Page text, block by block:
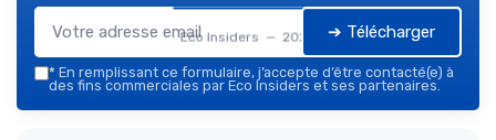
Eco Insiders — 2026 ➔ Télécharger
* En remplissant ce formulaire, j’accepte d’être contacté(e) à
des fins commerciales par Eco Insiders et ses partenaires.